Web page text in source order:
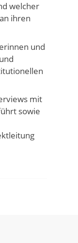
welcher
ihren
und
mit
sowie